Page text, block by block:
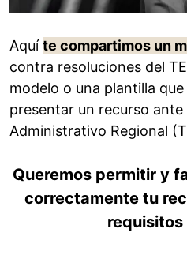
Aquíte compartimos un
contra resoluciones del
modelo o una plantilla
presentar un recurso
Administrativo Regional
Queremos permitir y
correctamente tu
requisitos